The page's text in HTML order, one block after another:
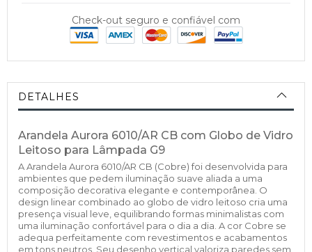
Check-out seguro e confiável com
DETALHES
Arandela Aurora 6010/AR CB com Globo de Vidro
Leitoso para Lâmpada G9
A Arandela Aurora 6010/AR CB (Cobre) foi desenvolvida para
ambientes que pedem iluminação suave aliada a uma
composição decorativa elegante e contemporânea. O
design linear combinado ao globo de vidro leitoso cria uma
presença visual leve, equilibrando formas minimalistas com
uma iluminação confortável para o dia a dia. A cor Cobre se
adequa perfeitamente com revestimentos e acabamentos
em tons neutros. Seu desenho vertical valoriza paredes sem